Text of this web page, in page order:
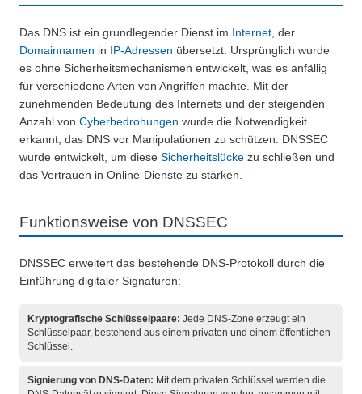
Das DNS ist ein grundlegender Dienst im Internet, der
Domainnamen in IP-Adressen übersetzt. Ursprünglich wurde
es ohne Sicherheitsmechanismen entwickelt, was es anfällig
für verschiedene Arten von Angriffen machte. Mit der
zunehmenden Bedeutung des Internets und der steigenden
Anzahl von Cyberbedrohungen wurde die Notwendigkeit
erkannt, das DNS vor Manipulationen zu schützen. DNSSEC
wurde entwickelt, um diese Sicherheitslücke zu schließen und
das Vertrauen in Online-Dienste zu stärken.
Funktionsweise von DNSSEC
DNSSEC erweitert das bestehende DNS-Protokoll durch die
Einführung digitaler Signaturen:
Kryptografische Schlüsselpaare: Jede DNS-Zone erzeugt ein
Schlüsselpaar, bestehend aus einem privaten und einem öffentlichen
Schlüssel.
Signierung von DNS-Daten: Mit dem privaten Schlüssel werden die